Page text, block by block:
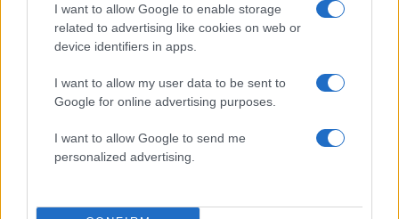
I want to allow Google to enable storage
related to advertising like cookies on web or
device identifiers in apps.
I want to allow my user data to be sent to
Google for online advertising purposes.
I want to allow Google to send me
personalized advertising.
Σχολίασε εδώ
50 /50